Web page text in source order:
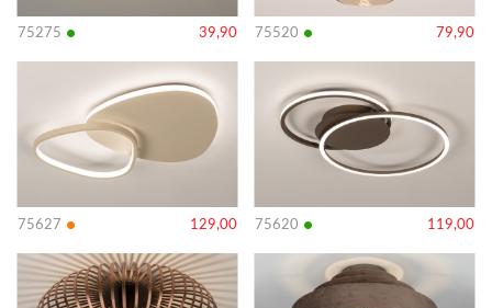
75275 • 39,90 75520 • 79,90
75627 • 129,00
Bekijk
75620 • 119,00
Bekijk
Bekijk
details
Bekijk